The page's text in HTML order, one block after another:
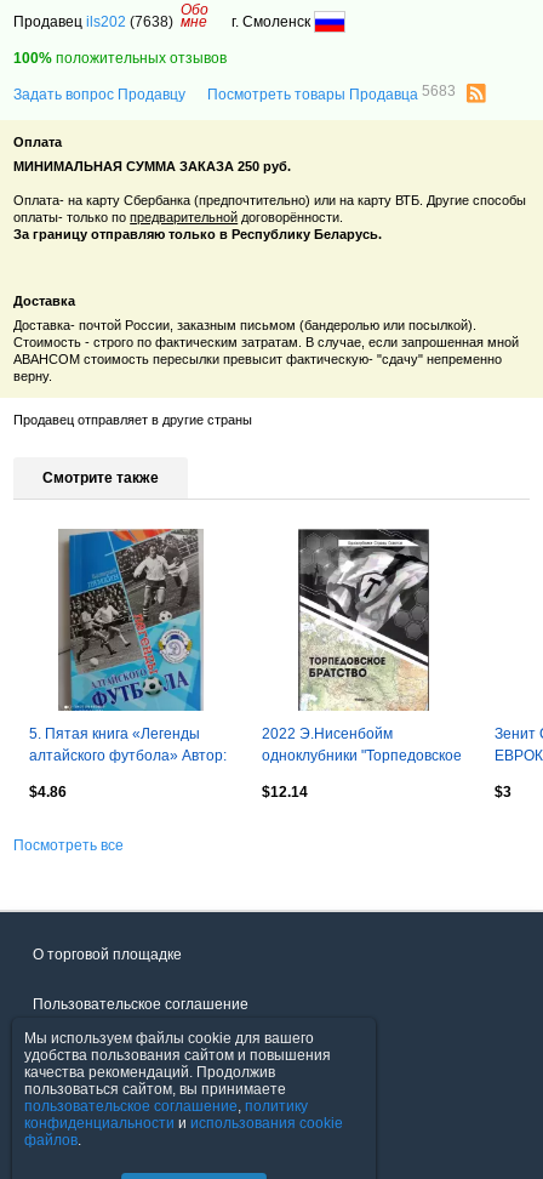
Продавецils202 (7638)
Обо
мне г. Смоленск
100% положительных отзывов
Задать вопрос Продавцу Посмотреть товары Продавца5683
Оплата
МИНИМАЛЬНАЯ СУММА ЗАКАЗА 250 руб.
Оплата- на карту Сбербанка (предпочтительно) или на карту ВТБ. Другие способы
оплаты- только попредварительной договорённости.
За границу отправляю только в Республику Беларусь.
Доставка
Доставка- почтой России, заказным письмом (бандеролью или посылкой).
Стоимость - строго по фактическим затратам. В случае, если запрошенная мной
АВАНСОМ стоимость пересылки превысит фактическую- "сдачу" непременно
верну.
Продавец отправляет в другие страны
Смотрите также
5. Пятая книга «Легенды
алтайского футбола» Автор:
$4.86
2022 Э.Нисенбойм
одноклубники "Торпедовское
$12.14
Зенит
$3
Посмотреть все
О торговой площадке
Пользовательское соглашение
Политика конфиденциальности
Продавцы
Мы используем файлы cookie для вашего
удобства пользования сайтом и повышения
качества рекомендаций. Продолжив
пользоваться сайтом, вы принимаете
пользовательское соглашение, политику
конфиденциальности и использования cookie
файлов.